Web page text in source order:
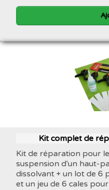
Kit complet de
Kit de réparation pour
suspension d'un haut-
dissolvant + un lot de 6
et un jeu de 6 cales